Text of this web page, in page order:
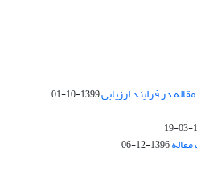
در فرایند ارزیابی1399-10-01
1396-12-06